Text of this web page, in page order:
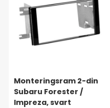
Monteringsram 2-din
Subaru Forester /
Impreza, svart